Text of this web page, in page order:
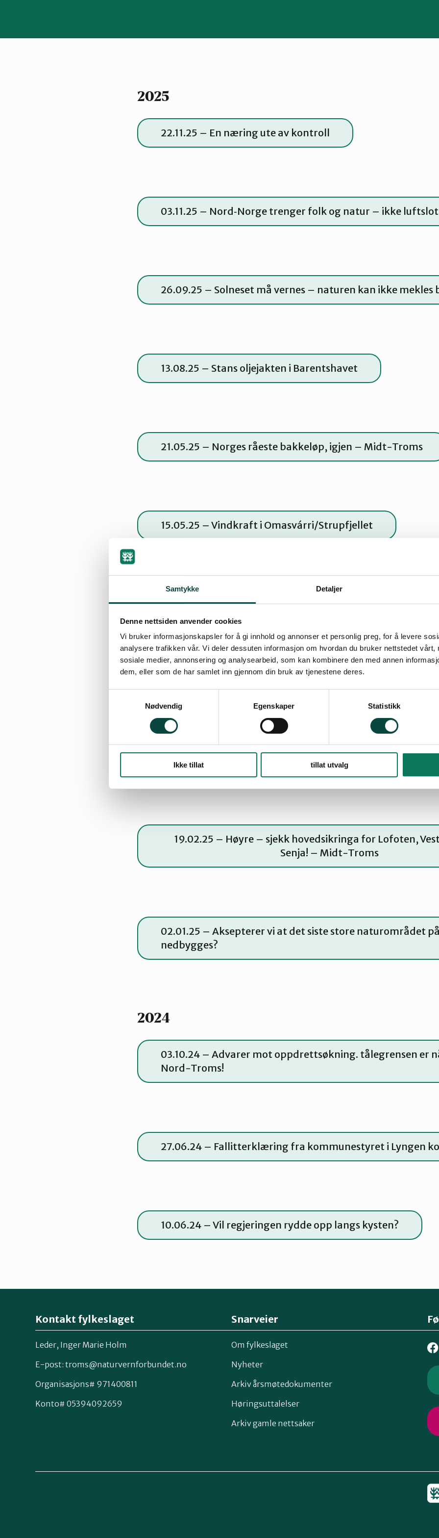
Samtykke Detaljer
Denne nettsiden anvender cookies
Vi bruker informasjonskapsler for å gi innhold og annonser et personlig preg, for å levere
analysere trafikken vår. Vi deler dessuten informasjon om hvordan du bruker nettstedet vårt,
sosiale medier, annonsering og analysearbeid, som kan kombinere den med annen
dem, eller som de har samlet inn gjennom din bruk av tjenestene deres.
Nødvendig
Egenskaper Statistikk
Ikke tillat tillat utvalg
2025
22.11.25 – En næring ute av kontroll
03.11.25 – Nord‑Norge trenger folk og natur – ikke
26.09.25 – Solneset må vernes – naturen kan ikke mekles
13.08.25 – Stans oljejakten i Barentshavet
21.05.25 – Norges råeste bakkeløp, igjen – Midt-Troms
15.05.25 – Vindkraft i Omasvárri/Strupfjellet
25.04.25 – Paradokset Melkøya – Tromsø og Omegn
09.04.25 – Hva er ditt standpunkt, stortingspolitiker fra
19.02.25 – Høyre – sjekk hovedsikringa for Lofoten,
Senja! – Midt-Troms
02.01.25 – Aksepterer vi at det siste store naturområdet
nedbygges?
2024
03.10.24 – Advarer mot oppdrettsøkning. tålegrensen er
Nord-Troms!
27.06.24 – Fallitterklæring fra kommunestyret i Lyngen
10.06.24 – Vil regjeringen rydde opp langs kysten?
Kontakt fylkeslaget
Leder, Inger Marie Holm
E-post: troms@naturvernforbundet.no
Organisasjons# 971400811
Konto# 05394092659
Snarveier
Om fylkeslaget
Nyheter
Arkiv årsmøtedokumenter
Høringsuttalelser
Arkiv gamle nettsaker